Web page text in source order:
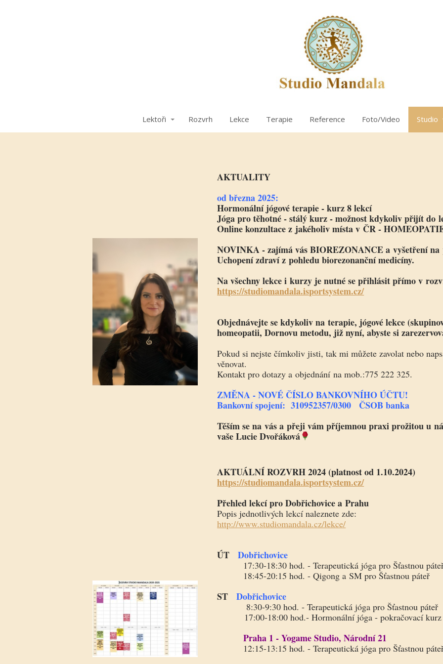
Lektoři Rozvrh Lekce Terapie Reference Foto/Video Studio
AKTUALITY
od března 2025:
Hormonální jógové terapie - kurz 8 lekcí
Jóga pro těhotné - stálý kurz - možnost kdykoliv přijít do
Online konzultace z jakéholiv místa v ČR -
NOVINKA - zajímá vás BIOREZONANCE a vyšetření
Uchopení zdraví z pohledu biorezonanční medicíny.
Na všechny lekce i kurzy je nutné se přihlásit přímo v
https://studiomandala.isportsystem.cz/
Objednávejte se kdykoliv na terapie, jógové lekce
homeopatii, Dornovu metodu, již nyní, abyste si
Pokud si nejste čímkoliv jisti, tak mi můžete zavolat nebo
věnovat.
Kontakt pro dotazy a objednání na mob.:775 222 325.
ZMĚNA - NOVÉ ČÍSLO BANKOVNÍHO ÚČTU!
Bankovní spojení:310952357/0300 ČSOB banka
Těším se na vás a přeji vám příjemnou praxi prožitou u
vaše Lucie Dvořáková
AKTUÁLNÍ ROZVRH 2024 (platnost od 1.10.2024)
https://studiomandala.isportsystem.cz/
Přehled lekcí pro Dobřichovice a Prahu
Popis jednotlivých lekcí naleznete zde:
http://www.studiomandala.cz/lekce/
ÚTDobřichovice
17:30-18:30 hod. - Terapeutická jóga pro Šťastnou
18:45-20:15 hod. - Qigong a SM pro Šťastnou páteř
STDobřichovice
8:30-9:30 hod. - Terapeutická jóga pro Šťastnou páteř
17:00-18:00 hod.- Hormonální jóga - pokračovací kurz
Praha 1 - Yogame Studio, Národní 21
12:15-13:15 hod. - Terapeutická jóga pro Šťastnou